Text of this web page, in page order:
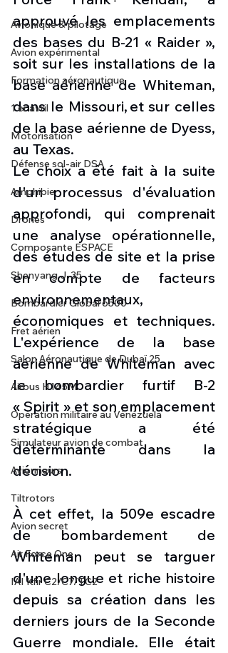
Avionique & pilotage
Avion expérimental
Formation aéronautique
1 er avril
Motorisation
Défense sol-air DSA
Amphibie
Drones
Composante ESPACE
Shenyang J-35
Bombardier Global 6500
Fret aérien
Salon Aéronautique de Dubaï 25
Airbus H145M
Opération militaire au Vénézuela
Simulateur avion de combat
Avionneurs
Tiltrotors
Avion secret
Air Force One
IAI Kfir C2/C7/TC2
approuvé les emplacements
des bases du B-21 « Raider »,
soit sur les installations de la
base aérienne de Whiteman,
dans le Missouri, et sur celles
de la base aérienne de Dyess,
au Texas.
Le choix a été fait à la suite
d'un processus d'évaluation
approfondi, qui comprenait
une analyse opérationnelle,
des études de site et la prise
en compte de facteurs
environnementaux,
économiques et techniques.
L'expérience de la base
aérienne de Whiteman avec
le bombardier furtif B-2
« Spirit » et son emplacement
stratégique a été
déterminante dans la
décision.
À cet effet, la 509e escadre
de bombardement de
Whiteman peut se targuer
d'une longue et riche histoire
depuis sa création dans les
derniers jours de la Seconde
Guerre mondiale. Elle était